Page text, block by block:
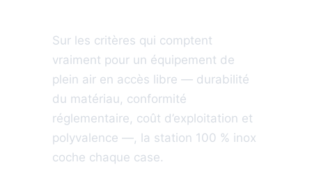
Sur les critères qui comptent
vraiment pour un équipement de
plein air en accès libre — durabilité
du matériau, conformité
réglementaire, coût d’exploitation et
polyvalence —, la station 100 % inox
coche chaque case.